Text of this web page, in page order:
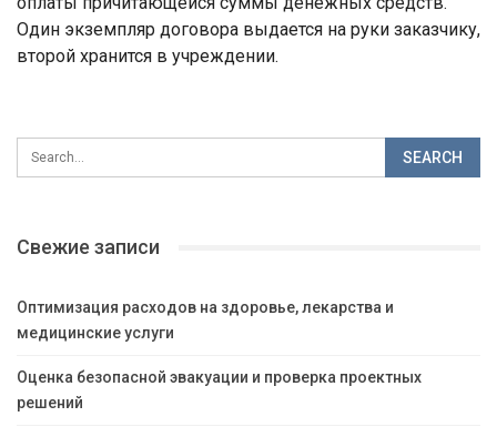
Один экземпляр договора выдается на руки заказчику,
второй хранится в учреждении.
Свежие записи
Оптимизация расходов на здоровье, лекарства и
медицинские услуги
Оценка безопасной эвакуации и проверка проектных
решений